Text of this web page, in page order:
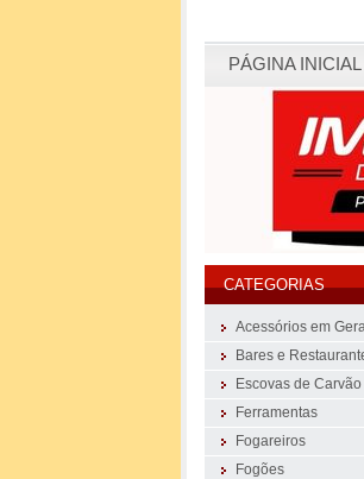
PÁGINA INICIAL
CATEGORIAS
Acessórios em Geral
Bares e
Escovas de Carvão
Ferramentas
Fogareiros
Fogões